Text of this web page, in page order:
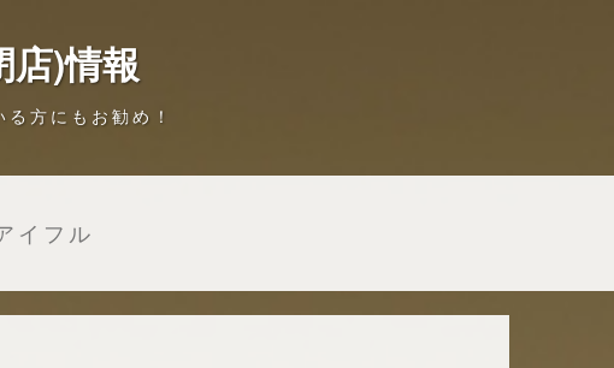
店)情報
方にもお勧め！
イフル